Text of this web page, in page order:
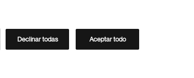
Directorio de Novartis
Declinar todas Aceptar todo